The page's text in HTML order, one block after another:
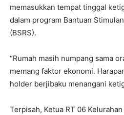
memasukkan tempat tinggal
dalam program Bantuan
(BSRS).
“Rumah masih numpang sama
memang faktor ekonomi.
holder berjibaku menangani
Terpisah, Ketua RT 06